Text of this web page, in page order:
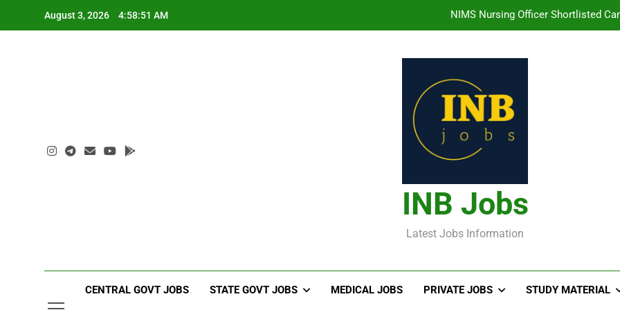
August 3, 2026 4:58:52 AM NIMS Nursing Officer Shortlisted
NIMS Nursing Officer Shortlisted
INB Jobs
Latest Jobs Information
CENTRAL GOVT JOBS STATE GOVT JOBS MEDICAL JOBS PRIVATE JOBS STUDY MATERIAL